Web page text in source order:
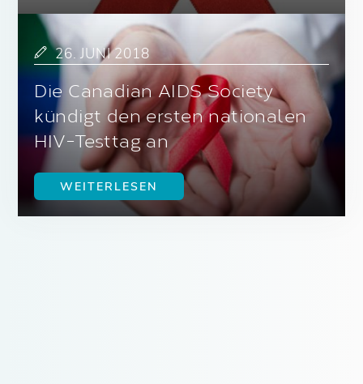
26. JUNI 2018
Die Canadian AIDS Society
kündigt den ersten nationalen
HIV-Testtag an
WEITERLESEN